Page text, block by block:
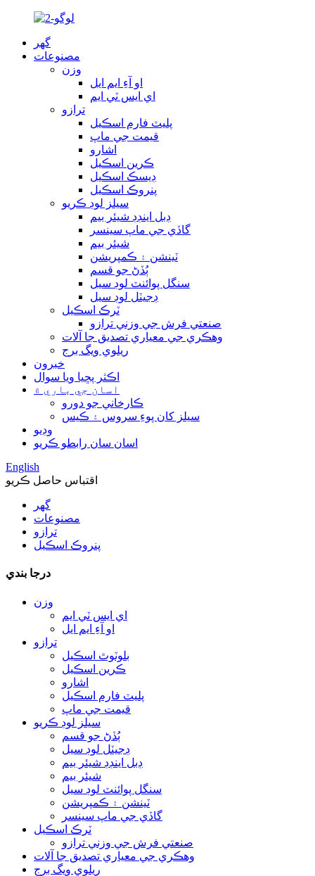
گھر
مصنوعات
وزن
او آءِ ايم ايل
اي ايس ٽي ايم
ترازو
پليٽ فارم اسڪيل
قيمت جي ماپ
اشارو
ڪرين اسڪيل
ڊيسڪ اسڪيل
پنروڪ اسڪيل
سيلز لوڊ ڪريو
ڊبل اينڊڊ شيئر بيم
گاڏي جي ماپ سينسر
شيئر بيم
ٽينشن ۽ ڪمپريشن
ٻُڏڻ جو قسم
سنگل پوائنٽ لوڊ سيل
ڊجيٽل لوڊ سيل
ٽرڪ اسڪيل
صنعتي فرش جي وزني ترازو
وهڪري جي معياري تصديق جا آلات
ريلوي ويگ برج
خبرون
اڪثر پڇيا ويا سوال
اسان جي باري ۾
ڪارخاني جو دورو
سيلز کان پوءِ سروس ۽ ڪيس
وڊيو
اسان سان رابطو ڪريو
English
اقتباس حاصل ڪريو
گھر
مصنوعات
ترازو
پنروڪ اسڪيل
درجا بندي
وزن
اي ايس ٽي ايم
او آءِ ايم ايل
ترازو
بلوٽوٿ اسڪيل
ڪرين اسڪيل
اشارو
پليٽ فارم اسڪيل
قيمت جي ماپ
سيلز لوڊ ڪريو
ٻُڏڻ جو قسم
ڊجيٽل لوڊ سيل
ڊبل اينڊڊ شيئر بيم
شيئر بيم
سنگل پوائنٽ لوڊ سيل
ٽينشن ۽ ڪمپريشن
گاڏي جي ماپ سينسر
ٽرڪ اسڪيل
صنعتي فرش جي وزني ترازو
وهڪري جي معياري تصديق جا آلات
ريلوي ويگ برج